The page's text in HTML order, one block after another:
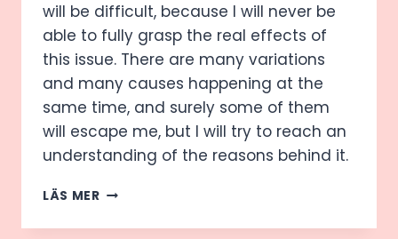
will be difficult, because I will never be
able to fully grasp the real effects of
this issue. There are many variations
and many causes happening at the
same time, and surely some of them
will escape me, but I will try to reach an
understanding of the reasons behind it.
LÄS MERKALLADES
NÄST